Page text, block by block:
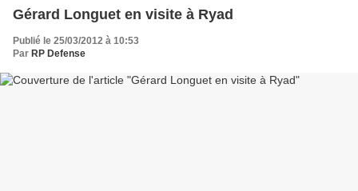
Gérard Longuet en visite à Ryad
Publié le 25/03/2012 à 10:53
Par RP Defense